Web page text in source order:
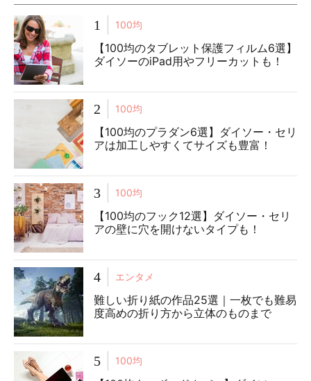
1 100均
【100均のタブレット保護フィルム6選】
ダイソーのiPad用やフリーカットも！
2 100均
【100均のプラダン6選】ダイソー・セリ
アは加工しやすくてサイズも豊富！
3 100均
【100均のフック12選】ダイソー・セリ
アの壁に穴を開けないタイプも！
4 エンタメ
難しい折り紙の作品25選｜一枚でも難易
度高めの折り方から立体のものまで
5 100均